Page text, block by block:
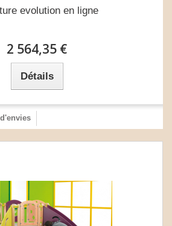
evolution en ligne
2 564,35 €
Détails